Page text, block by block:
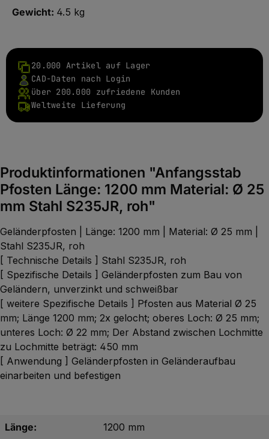
Gewicht: 4.5 kg
20.000 Artikel auf Lager
CAD-Daten nach Login
über 200.000 zufriedene Kunden
Weltweite Lieferung
Produktinformationen "Anfangsstab
Pfosten Länge: 1200 mm Material: Ø 25
mm Stahl S235JR, roh"
Geländerpfosten | Länge: 1200 mm | Material: Ø 25 mm |
Stahl S235JR, roh
[ Technische Details ] Stahl S235JR, roh
[ Spezifische Details ] Geländerpfosten zum Bau von
Geländern, unverzinkt und schweißbar
[ weitere Spezifische Details ] Pfosten aus Material Ø 25
mm; Länge 1200 mm; 2x gelocht; oberes Loch: Ø 25 mm;
unteres Loch: Ø 22 mm; Der Abstand zwischen Lochmitte
zu Lochmitte beträgt: 450 mm
[ Anwendung ] Geländerpfosten in Geländeraufbau
einarbeiten und befestigen
Länge: 1200 mm